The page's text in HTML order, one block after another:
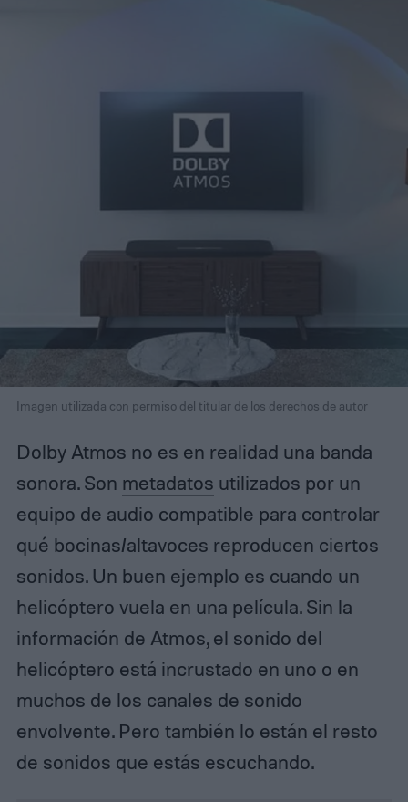
Imagen utilizada con permiso del titular de los derechos de autor
Dolby Atmos no es en realidad una banda
sonora. Son metadatos utilizados por un
equipo de audio compatible para controlar
qué bocinas/altavoces reproducen ciertos
sonidos. Un buen ejemplo es cuando un
helicóptero vuela en una película. Sin la
información de Atmos, el sonido del
helicóptero está incrustado en uno o en
muchos de los canales de sonido
envolvente. Pero también lo están el resto
de sonidos que estás escuchando.